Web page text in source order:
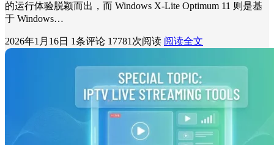
的运行体验脱颖而出，而 Windows X-Lite Optimum 11 则是基
于 Windows…
2026年1月16日 1条评论 17781次阅读 阅读全文